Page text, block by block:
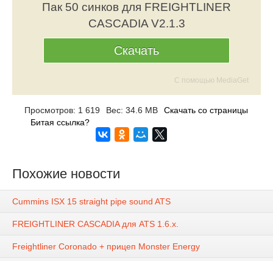
Пак 50 синков для FREIGHTLINER
CASCADIA V2.1.3
Скачать
С помощью MediaGet
Просмотров: 1 619 Вес: 34.6 MB
Скачать со страницы
Битая ссылка?
Похожие новости
Cummins ISX 15 straight pipe sound ATS
FREIGHTLINER CASCADIA для ATS 1.6.x.
Freightliner Coronado + прицеп Monster Energy